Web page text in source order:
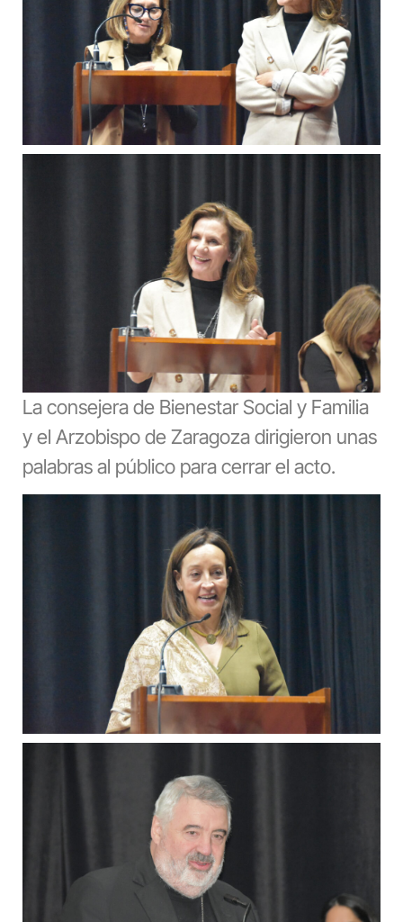
La consejera de Bienestar Social y Familia
y el Arzobispo de Zaragoza dirigieron unas
palabras al público para cerrar el acto.